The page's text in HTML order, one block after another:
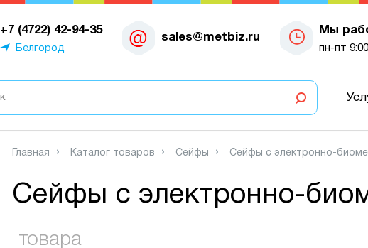
+7 (4722) 42-94-35
Белгород
sales@metbiz.ru
Мы
пн-пт
Главная Каталог товаров Сейфы Сейфы с электронно-
Сейфы с электронно-
товара